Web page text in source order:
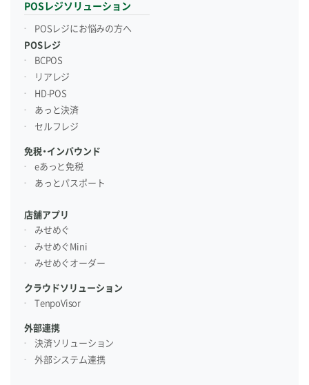
POSレジソリューション
POSレジにお悩みの方へ
POSレジ
BCPOS
リアレジ
HD-POS
あっと決済
セルフレジ
免税・インバウンド
eあっと免税
あっとパスポート
店舗アプリ
みせめぐ
みせめぐMini
みせめぐオーダー
クラウドソリューション
TenpoVisor
外部連携
決済ソリューション
外部システム連携